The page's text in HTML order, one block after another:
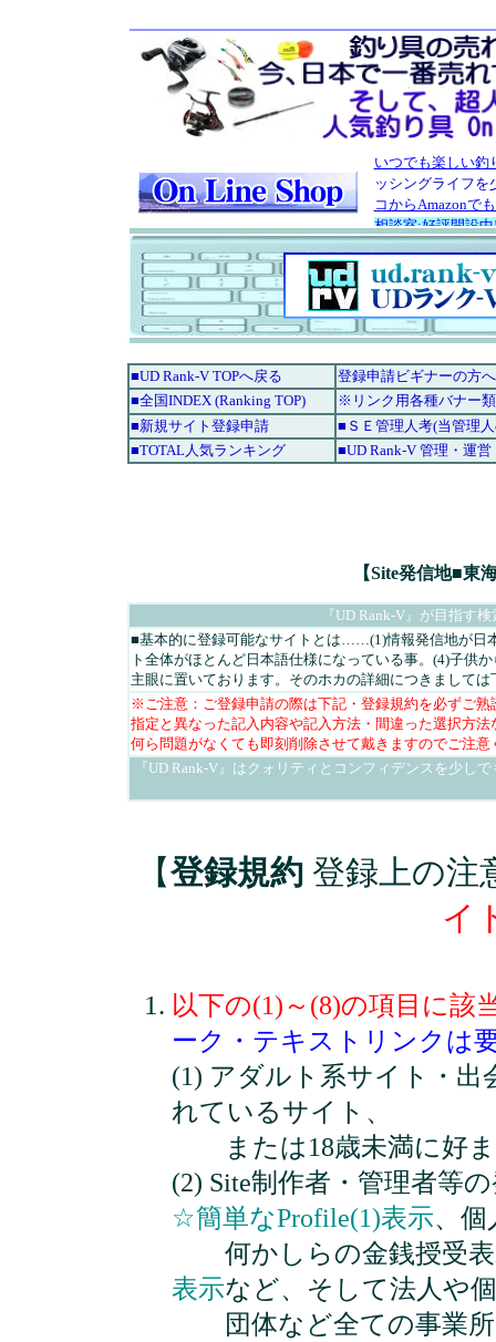
■UD Rank-V TOPへ戻る
登録申請ビギナーの方
■全国INDEX (Ranking TOP)
※リンク用各種バナー類
■新規サイト登録申請
■ＳＥ管理人考(当管理
■TOTAL人気ランキング
■UD Rank-V 管理・運
【Site発信地■東
『UD Rank-V』が目指す
■基本的に登録可能なサイトとは……(1)情報発信地が日
ト全体がほとんど日本語仕様になっている事。(4)子供
主眼に置いております。そのホカの詳細につきまして
※ご注意：ご登録申請の際は下記・登録規約を必ずご
指定と異なった記入内容や記入方法・間違った選択方
何ら問題がなくても即刻削除させて戴きますのでご注意
『UD Rank-V』はクォリティとコンフィデンスを少し
【登録規約 登録上の注
イ
以下の(1)～(8)の項目に該
ーク・テキストリンクは
(1) アダルト系サイト・
れているサイト、
または18歳未満に好ま
(2) Site制作者・管理者等
☆簡単なProfile(1)表示、個
何かしらの金銭授受表
表示など、そして法人や
団体など全ての事業所